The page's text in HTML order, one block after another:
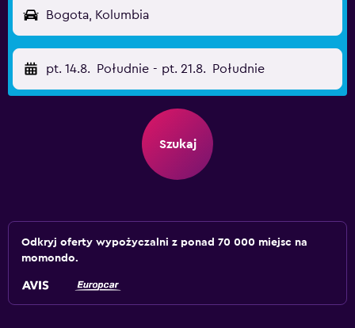
Bogota, Kolumbia
pt. 14.8. Południe - pt. 21.8. Południe
Szukaj
Odkryj oferty wypożyczalni z ponad 70 000 miejsc na
momondo.